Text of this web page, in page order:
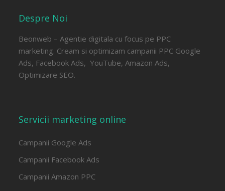
Despre Noi
Beonweb – Agentie digitala cu focus pe PPC
marketing. Cream si optimizam campanii PPC Google
Ads, Facebook Ads, YouTube, Amazon Ads,
Optimizare SEO.
Servicii marketing online
Campanii Google Ads
Campanii Facebook Ads
Campanii Amazon PPC